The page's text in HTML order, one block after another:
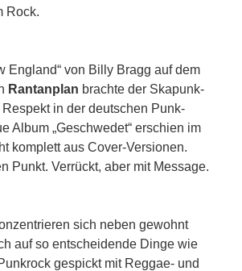
Rock.
England“ von Billy Bragg auf dem
Rantanplan brachte der Skapunk-
in der deutschen Punk-
Album „Geschwedet“ erschien im
komplett aus Cover-Versionen.
Punkt. Verrückt, aber mit Message.
sich neben gewohnt
auf so entscheidende Dinge wie
gespickt mit Reggae- und